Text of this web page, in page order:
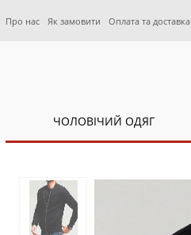
Про нас Як замовити Оплата та доставка
ЧОЛОВІЧИЙ ОДЯГ